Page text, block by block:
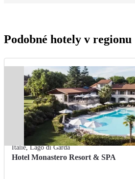
Podobné hotely v regionu
Itálie,Lago di Garda
Hotel Monastero Resort & SPA